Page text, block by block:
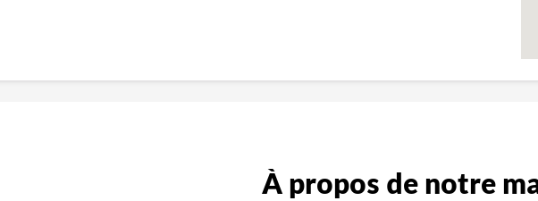
À propos de notre